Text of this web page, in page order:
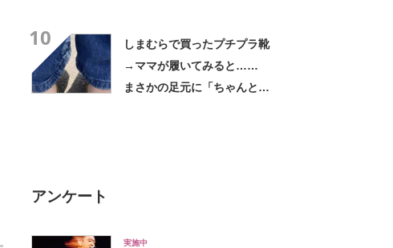
10
しまむらで買ったプチプラ靴
→ママが履いてみると……
まさかの足元に「ちゃんとし
アンケート
実施中